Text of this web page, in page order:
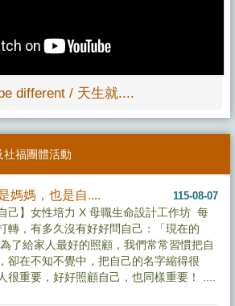
different / 天生就....
社福團體活動
115-08-07
媽媽，也是自....
己】女性培力 X 母職生命設計工作坊 每
轉，有多久沒有好好問自己：「現在的
了給家人最好的照顧，我們常常習慣把自
卻在不知不覺中，把自己的名字縮得很
很重要，好好照顧自己，也同樣重要！ ....